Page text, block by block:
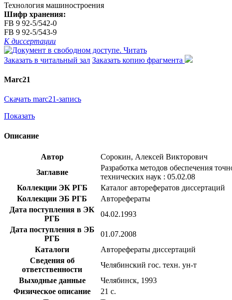
Технология машиностроения
Шифр хранения:
FB 9 92-5/542-0
FB 9 92-5/543-9
К диссертации
Читать
Заказать в читальный зал Заказать копию фрагмента
Marc21
Скачать marc21-запись
Показать
Описание
Автор
Сорокин, Алексей Викторович
Заглавие
Разработка методов обеспечения
технических наук : 05.02.08
Коллекции ЭК РГБ
Каталог авторефератов диссертаций
Коллекции ЭБ РГБ
Авторефераты
Дата поступления в ЭК
РГБ
04.02.1993
Дата поступления в ЭБ
РГБ
01.07.2008
Каталоги
Авторефераты диссертаций
Сведения об
ответственности
Челябинский гос. техн. ун-т
Выходные данные
Челябинск, 1993
Физическое описание
21 с.